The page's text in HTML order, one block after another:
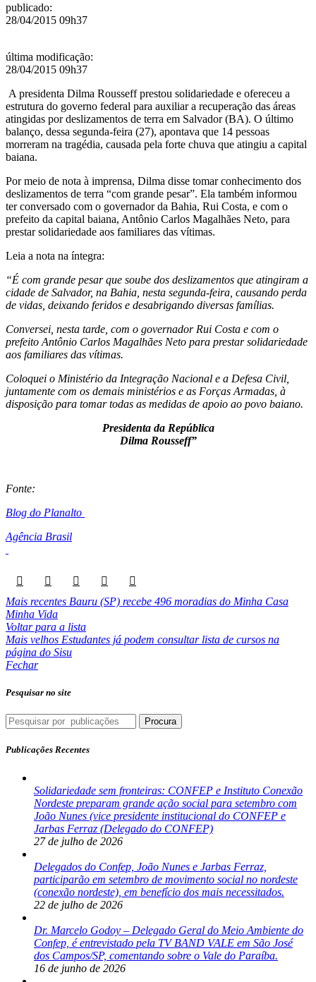
publicado:
28/04/2015 09h37
última modificação:
28/04/2015 09h37
A presidenta Dilma Rousseff prestou solidariedade e ofereceu a
estrutura do governo federal para auxiliar a recuperação das áreas
atingidas por deslizamentos de terra em Salvador (BA). O último
balanço, dessa segunda-feira (27), apontava que 14 pessoas
morreram na tragédia, causada pela forte chuva que atingiu a capital
baiana.
Por meio de nota à imprensa, Dilma disse tomar conhecimento dos
deslizamentos de terra “com grande pesar”. Ela também informou
ter conversado com o governador da Bahia, Rui Costa, e com o
prefeito da capital baiana, Antônio Carlos Magalhães Neto, para
prestar solidariedade aos familiares das vítimas.
Leia a nota na íntegra:
“É com grande pesar que soube dos deslizamentos que atingiram a
cidade de Salvador, na Bahia, nesta segunda-feira, causando perda
de vidas, deixando feridos e desabrigando diversas famílias.
Conversei, nesta tarde, com o governador Rui Costa e com o
prefeito Antônio Carlos Magalhães Neto para prestar solidariedade
aos familiares das vítimas.
Coloquei o Ministério da Integração Nacional e a Defesa Civil,
juntamente com os demais ministérios e as Forças Armadas, à
disposição para tomar todas as medidas de apoio ao povo baiano.
Presidenta da República
Dilma Rousseff”
Fonte:
Blog do Planalto
Agência Brasil
Mais recentes Bauru (SP) recebe 496 moradias do Minha Casa
Minha Vida
Voltar para a lista
Mais velhos Estudantes já podem consultar lista de cursos na
página do Sisu
Fechar
Pesquisar no site
Procura
Publicações Recentes
Solidariedade sem fronteiras: CONFEP e Instituto Conexão
Nordeste preparam grande ação social para setembro com
João Nunes (vice presidente institucional do CONFEP e
Jarbas Ferraz (Delegado do CONFEP)
27 de julho de 2026
Delegados do Confep, João Nunes e Jarbas Ferraz,
participarão em setembro de movimento social no nordeste
(conexão nordeste), em benefício dos mais necessitados.
22 de julho de 2026
Dr. Marcelo Godoy – Delegado Geral do Meio Ambiente do
Confep, é entrevistado pela TV BAND VALE em São José
dos Campos/SP, comentando sobre o Vale do Paraíba.
16 de junho de 2026